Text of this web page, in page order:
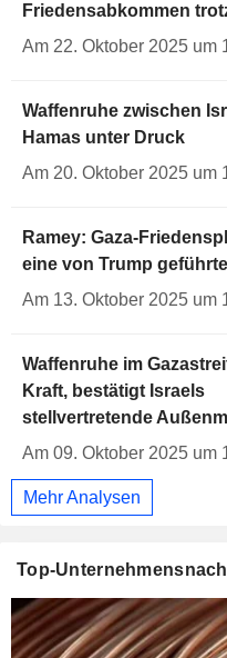
Friedensabkommen
Am 22. Oktober 2025 um
Waffenruhe zwischen
Hamas unter Druck
Am 20. Oktober 2025 um
Ramey: Gaza-
eine von Trump
Am 13. Oktober 2025 um
Waffenruhe im
Kraft, bestätigt Israels
stellvertretende
Am 09. Oktober 2025 um
Mehr Analysen
Top-